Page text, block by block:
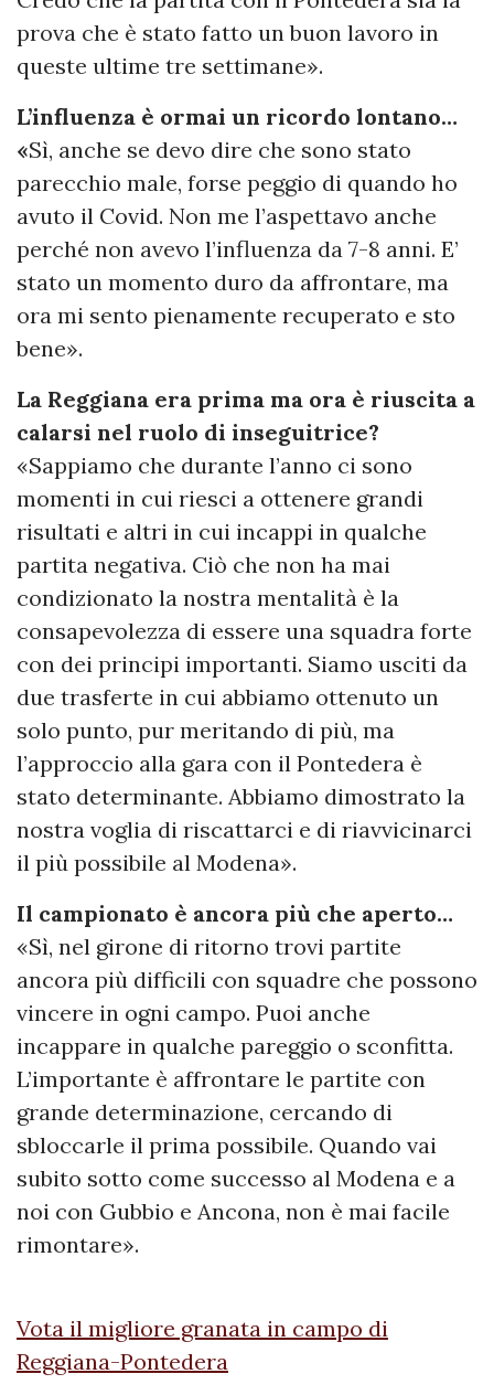
prova che è stato fatto un buon lavoro in
queste ultime tre settimane».
L’influenza è ormai un ricordo lontano…
«Sì, anche se devo dire che sono stato
parecchio male, forse peggio di quando ho
avuto il Covid. Non me l’aspettavo anche
perché non avevo l’influenza da 7-8 anni. E’
stato un momento duro da affrontare, ma
ora mi sento pienamente recuperato e sto
bene».
La Reggiana era prima ma ora è riuscita a
calarsi nel ruolo di inseguitrice?
«Sappiamo che durante l’anno ci sono
momenti in cui riesci a ottenere grandi
risultati e altri in cui incappi in qualche
partita negativa. Ciò che non ha mai
condizionato la nostra mentalità è la
consapevolezza di essere una squadra forte
con dei principi importanti. Siamo usciti da
due trasferte in cui abbiamo ottenuto un
solo punto, pur meritando di più, ma
l’approccio alla gara con il Pontedera è
stato determinante. Abbiamo dimostrato la
nostra voglia di riscattarci e di riavvicinarci
il più possibile al Modena».
Il campionato è ancora più che aperto…
«Sì, nel girone di ritorno trovi partite
ancora più difficili con squadre che possono
vincere in ogni campo. Puoi anche
incappare in qualche pareggio o sconfitta.
L’importante è affrontare le partite con
grande determinazione, cercando di
sbloccarle il prima possibile. Quando vai
subito sotto come successo al Modena e a
noi con Gubbio e Ancona, non è mai facile
rimontare».
Vota il migliore granata in campo di
Reggiana-Pontedera